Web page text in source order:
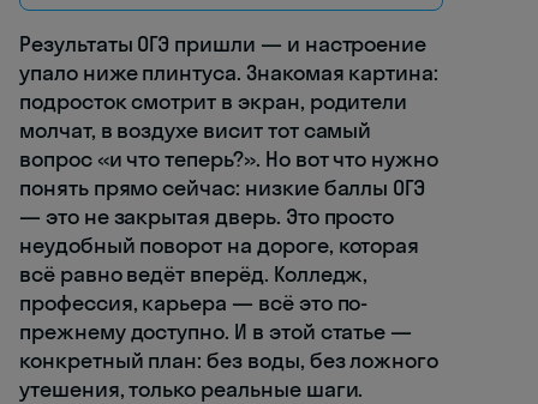
Результаты ОГЭ пришли — и настроение
упало ниже плинтуса. Знакомая картина:
подросток смотрит в экран, родители
молчат, в воздухе висит тот самый
вопрос «и что теперь?». Но вот что нужно
понять прямо сейчас: низкие баллы ОГЭ
— это не закрытая дверь. Это просто
неудобный поворот на дороге, которая
всё равно ведёт вперёд. Колледж,
профессия, карьера — всё это по-
прежнему доступно. И в этой статье —
конкретный план: без воды, без ложного
утешения, только реальные шаги.